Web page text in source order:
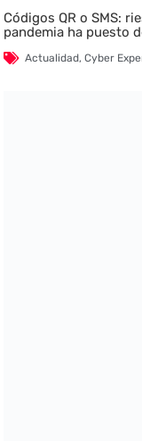
Códigos QR o SMS:
pandemia ha puesto
Actualidad,Cyber